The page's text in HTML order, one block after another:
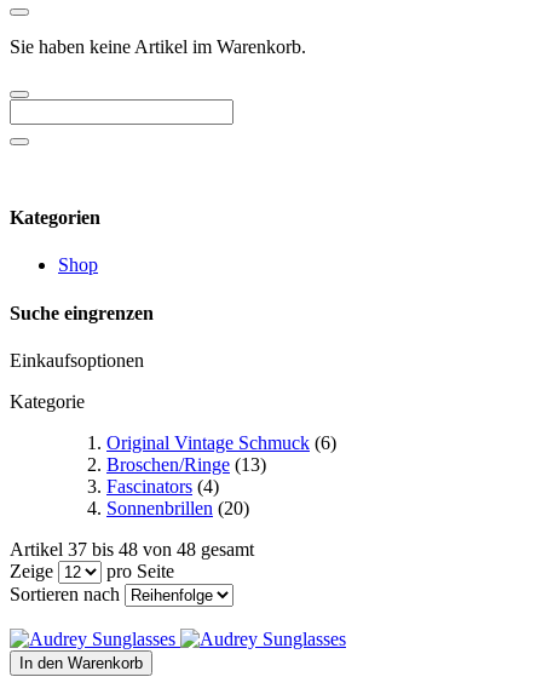
Sie haben keine Artikel im Warenkorb.
Kategorien
Shop
Suche eingrenzen
Einkaufsoptionen
Kategorie
Original Vintage Schmuck (6)
Broschen/Ringe (13)
Fascinators (4)
Sonnenbrillen (20)
Artikel 37 bis 48 von 48 gesamt
Zeige
pro Seite
Sortieren nach
In den Warenkorb